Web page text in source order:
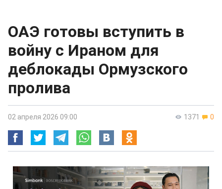
ОАЭ готовы вступить в
войну с Ираном для
деблокады Ормузского
пролива
1371 0
02 апреля 2026 09:00